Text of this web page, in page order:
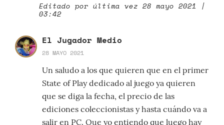
Editado por última vez 28 mayo 2021 |
03:42
El Jugador Medio
28 MAYO 2021
Un saludo a los que quieren que en el primer
State of Play dedicado al juego ya quieren
que se diga la fecha, el precio de las
ediciones coleccionistas y hasta cuándo va a
salir en PC. Que yo entiendo que luego hay